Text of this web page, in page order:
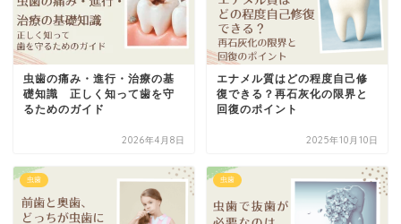
虫歯の痛み・進行・治療の基
礎知識 正しく知って歯を守
るためのガイド
2026年4月8日
エナメル質はどの程度自己修
復できる？再石灰化の限界と
回復のポイント
2025年10月10日
虫歯 虫歯